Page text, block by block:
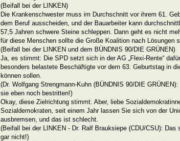
(Beifall bei der LINKEN)
Die Krankenschwester muss im Durchschnitt vor ihrem 61.
dem Beruf ausscheiden, und der Bauarbeiter kann
57,5 Jahren schwere Steine schleppen. Dann geht es nicht
für diese Menschen sollte die Große Koalition nach Lösungen
(Beifall bei der LINKEN und dem BÜNDNIS 90/DIE GRÜNEN)
Ja, es stimmt: Die SPD setzt sich in der AG „Flexi-Rente“
besonders belastete Beschäftigte vor dem 63. Geburtstag in
können sollen.
(Dr. Wolfgang Strengmann-Kuhn (BÜNDNIS 90/DIE GRÜNEN):
sie eben noch bestritten!)
Okay, diese Zielrichtung stimmt. Aber, liebe
Sozialdemokraten, seit einem Jahr lassen Sie sich von der
ausbremsen, und das ist schlecht.
(Beifall bei der LINKEN - Dr. Ralf Brauksiepe (CDU/CSU): Das
gar nicht!)